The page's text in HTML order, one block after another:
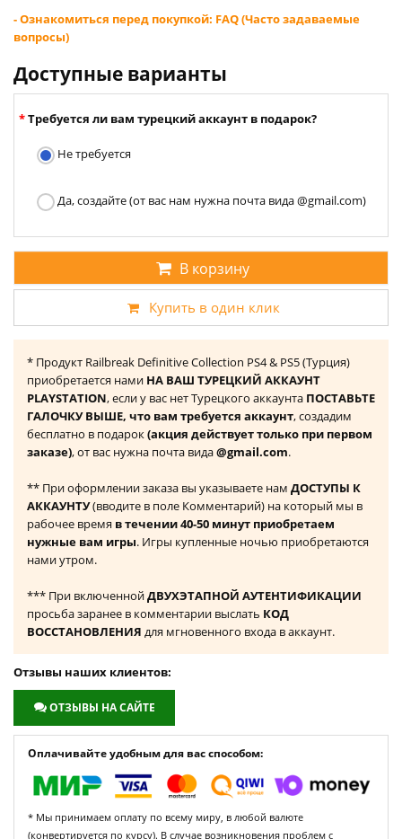
- Ознакомиться перед покупкой: FAQ (Часто задаваемые
вопросы)
Доступные варианты
Требуется ли вам турецкий аккаунт в подарок?
Не требуется
Да, создайте (от вас нам нужна почта вида @gmail.com)
В корзину
Купить в один клик
* Продукт Railbreak Definitive Collection PS4 & PS5 (Турция)
приобретается нами НА ВАШ ТУРЕЦКИЙ АККАУНТ
PLAYSTATION, если у вас нет Турецкого аккаунта ПОСТАВЬТЕ
ГАЛОЧКУ ВЫШЕ, что вам требуется аккаунт, создадим
бесплатно в подарок(акция действует только при первом
заказе), от вас нужна почта вида@gmail.com.
** При оформлении заказа вы указываете нам ДОСТУПЫ К
АККАУНТУ(вводите в поле Комментарий) на который мы в
рабочее время в течении 40-50 минут приобретаем
нужные вам игры. Игры купленные ночью приобретаются
нами утром.
*** При включеннойДВУХЭТАПНОЙ АУТЕНТИФИКАЦИИ
просьба заранее в комментарии выслать КОД
ВОССТАНОВЛЕНИЯ для мгновенного входа в аккаунт.
Отзывы наших клиентов:
ОТЗЫВЫ НА САЙТЕ
Оплачивайте удобным для вас способом:
* Мы принимаем оплату по всему миру, в любой валюте
(конвертируется по курсу). В случае возникновения проблем с